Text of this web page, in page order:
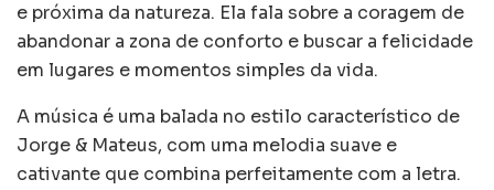
e próxima da natureza. Ela fala sobre a coragem de
abandonar a zona de conforto e buscar a felicidade
em lugares e momentos simples da vida.
A música é uma balada no estilo característico de
Jorge & Mateus, com uma melodia suave e
cativante que combina perfeitamente com a letra.